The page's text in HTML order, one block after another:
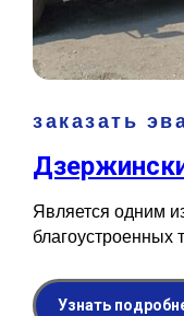
заказать
Является одним
благоустроенных
Узнать